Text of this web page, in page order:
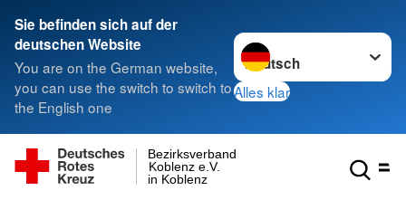
Sie befinden sich auf der
deutschen Website
You are on the German website,
you can use the switch to switch to
the English one
Sprache wechseln zu
Alles klar
in Koblenz
Koblenz e.V.
Bezirksverband